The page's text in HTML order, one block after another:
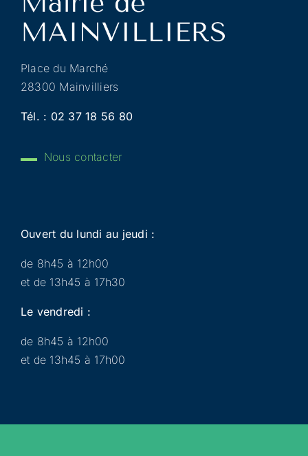
Place du Marché
28300 Mainvilliers
Tél. : 02 37 18 56 80
Nous contacter
Ouvert du lundi au jeudi :
de 8h45 à 12h00
et de 13h45 à 17h30
Le vendredi :
de 8h45 à 12h00
et de 13h45 à 17h00